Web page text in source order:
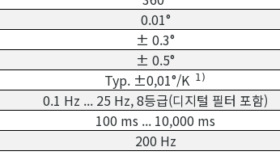
0.01°
± 0.3°
± 0.5°
Typ. ±0,01°/K 1)
0.1 Hz ... 25 Hz, 8등급(디지털 필터 포함)
100 ms ... 10,000 ms
200 Hz